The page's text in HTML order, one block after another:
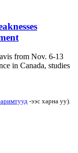
from Nov. 6-13
in Canada, studies
-ээс харна уу).